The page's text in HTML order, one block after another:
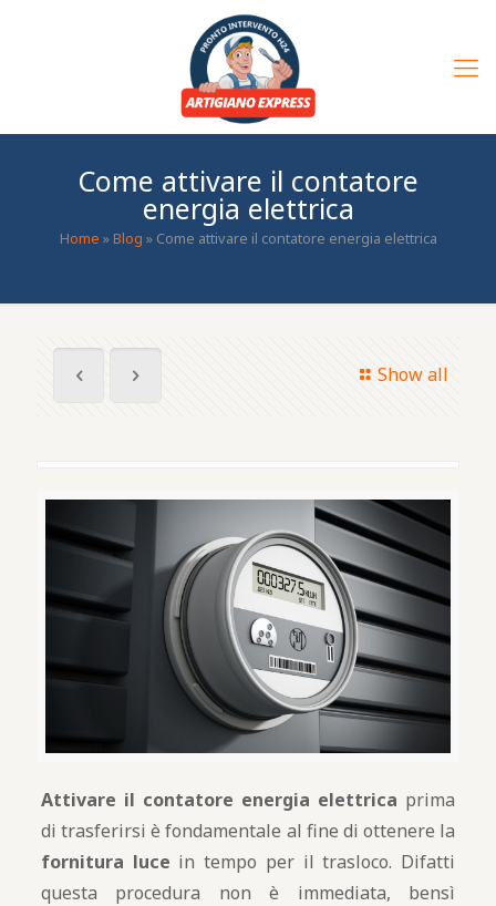
Come attivare il contatore
energia elettrica
Home »Blog » Come attivare il contatore energia elettrica
Show all
Attivare il contatore energia elettrica prima
di trasferirsi è fondamentale al fine di ottenere la
fornitura luce in tempo per il trasloco. Difatti
questa procedura non è immediata, bensì